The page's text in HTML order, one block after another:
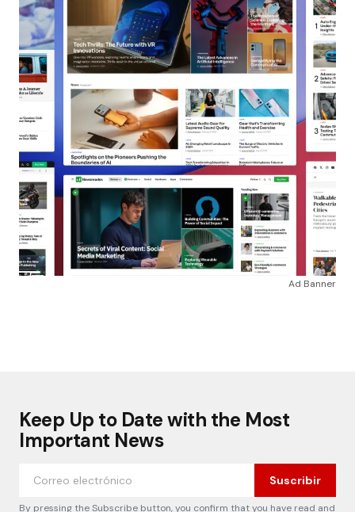
Ad Banner
Keep Up to Date with the Most
Important News
Suscribir
By pressing the Subscribe button, you confirm that you have read and